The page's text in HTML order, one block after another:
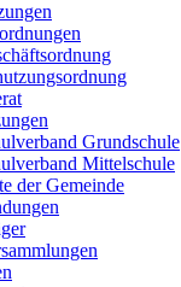
Grundschule
Mittelschule
der Gemeinde